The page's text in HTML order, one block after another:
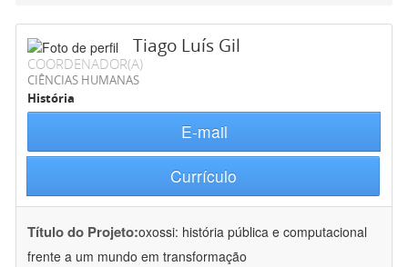
Tiago Luís Gil
COORDENADOR(A)
CIÊNCIAS HUMANAS
História
E-mail
Currículo
Título do Projeto:oxossi: história pública e computacional
frente a um mundo em transformação